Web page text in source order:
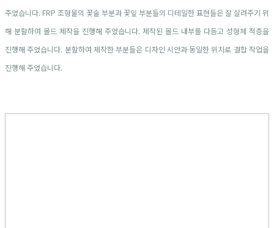
주었습니다. FRP 조형물의 꽃술 부분과 꽃잎 부분들의 디테일한 표현들은 잘 살려주기 위
해 분할하여 몰드 제작을 진행해 주었습니다. 제작된 몰드 내부를 다듬고 성형체 적층을
진행해 주었습니다. 분할하여 제작한 부분들은 디자인 시안과 동일한 위치로 결합 작업을
진행해 주었습니다.